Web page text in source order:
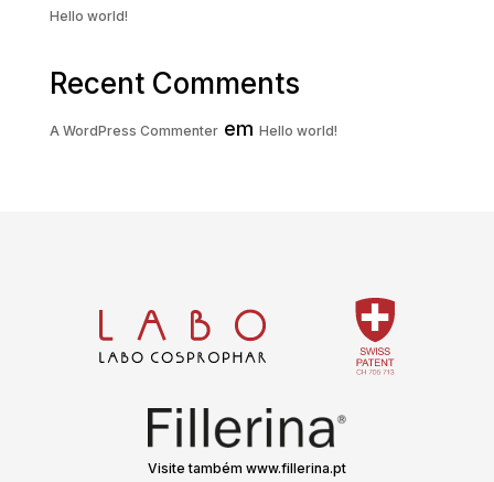
Hello world!
Recent Comments
A WordPress Commenterem Hello world!
Visite também www.fillerina.pt